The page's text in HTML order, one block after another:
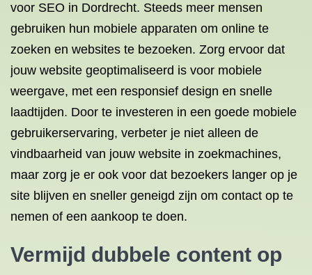
voor SEO in Dordrecht. Steeds meer mensen
gebruiken hun mobiele apparaten om online te
zoeken en websites te bezoeken. Zorg ervoor dat
jouw website geoptimaliseerd is voor mobiele
weergave, met een responsief design en snelle
laadtijden. Door te investeren in een goede mobiele
gebruikerservaring, verbeter je niet alleen de
vindbaarheid van jouw website in zoekmachines,
maar zorg je er ook voor dat bezoekers langer op je
site blijven en sneller geneigd zijn om contact op te
nemen of een aankoop te doen.
Vermijd dubbele content op